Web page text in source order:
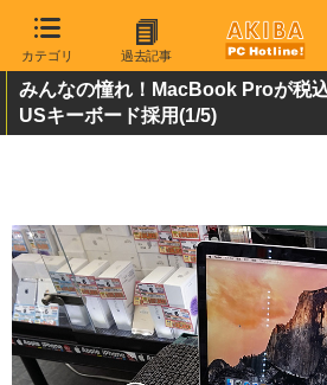
カテゴリ 過去記事
みんなの憧れ！MacBook Proが税
USキーボード採用(1/5)